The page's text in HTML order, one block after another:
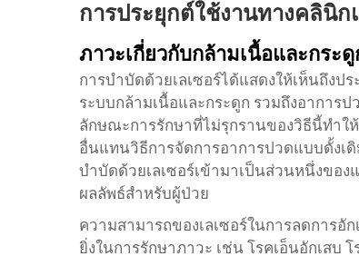
การประยุกต์ใช้งานทางคลินิ
ภาวะเกี่ยวกับกล้ามเนื้อและกระ
การบำบัดด้วยเลเซอร์ได้แสดงให้เห็นถึงป
ระบบกล้ามเนื้อและกระดูก รวมถึงอาการ
ลักษณะการรักษาที่ไม่รุกรานของวิธีนี้ทำใ
อื่นแทนวิธีการจัดการอาการปวดแบบดั้ง
บำบัดด้วยเลเซอร์เข้ามาเป็นส่วนหนึ่งของ
ผลลัพธ์สำหรับผู้ป่วย
ความสามารถของเลเซอร์ในการลดการอั
ยิ่งในการรักษาภาวะ เช่น โรคเอ็นอักเสบ